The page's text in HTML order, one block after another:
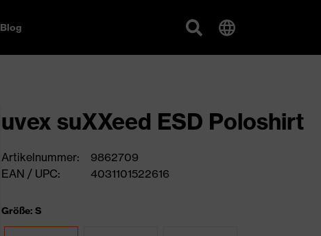
Blog
uvex suXXeed ESD Poloshirt
Artikelnummer:
9862709
EAN / UPC:
4031101522616
Größe: S